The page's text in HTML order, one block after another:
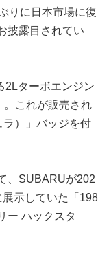
りに日本市場に復
披露目されてい
2Lターボエンジン
。これが販売され
）」バッジを付
、SUBARUが202
示していた「198
ー ハックスタ